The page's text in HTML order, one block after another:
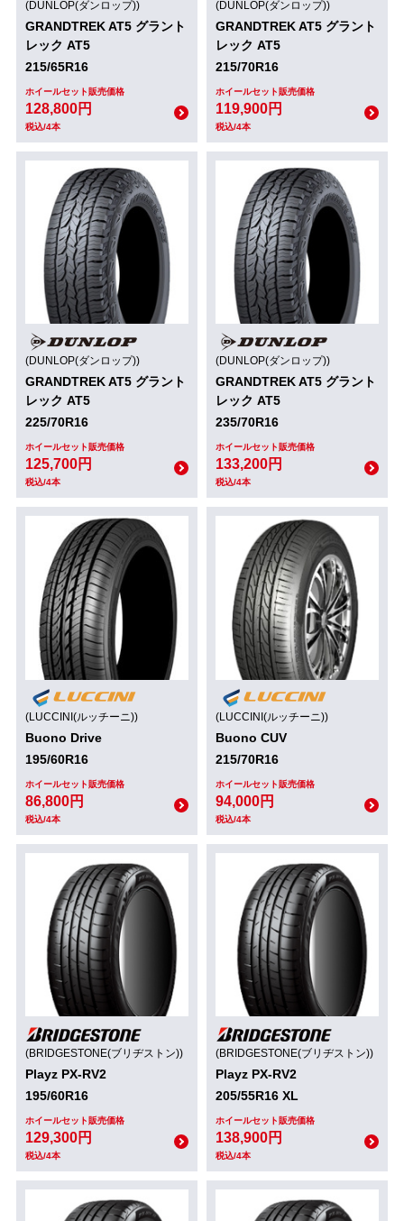
(DUNLOP(ダンロップ))
GRANDTREK AT5 グラント
レック AT5
215/65R16
ホイールセット販売価格
128,800円
税込/4本
(DUNLOP(ダンロップ))
GRANDTREK AT5 グラント
レック AT5
215/70R16
ホイールセット販売価格
119,900円
税込/4本
(DUNLOP(ダンロップ))
GRANDTREK AT5 グラント
レック AT5
225/70R16
ホイールセット販売価格
125,700円
税込/4本
(DUNLOP(ダンロップ))
GRANDTREK AT5 グラント
レック AT5
235/70R16
ホイールセット販売価格
133,200円
税込/4本
(LUCCINI(ルッチーニ))
Buono Drive
195/60R16
ホイールセット販売価格
86,800円
税込/4本
(LUCCINI(ルッチーニ))
Buono CUV
215/70R16
ホイールセット販売価格
94,000円
税込/4本
(BRIDGESTONE(ブリヂストン))
Playz PX-RV2
195/60R16
ホイールセット販売価格
129,300円
税込/4本
(BRIDGESTONE(ブリヂストン))
Playz PX-RV2
205/55R16 XL
ホイールセット販売価格
138,900円
税込/4本